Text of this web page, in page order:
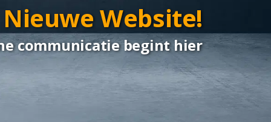
Website!
communicatie begint hier